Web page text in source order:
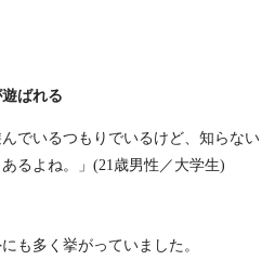
ばれる
でいるつもりでいるけど、知らない
るよね。」(21歳男性／大学生)
も多く挙がっていました。